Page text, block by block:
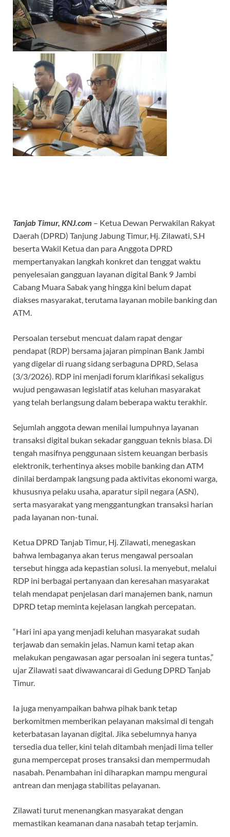
Tanjab Timur, KNJ.com – Ketua Dewan Perwakilan Rakyat
Daerah (DPRD) Tanjung Jabung Timur, Hj. Zilawati, S.H
beserta Wakil Ketua dan para Anggota DPRD
mempertanyakan langkah konkret dan tenggat waktu
penyelesaian gangguan layanan digital Bank 9 Jambi
Cabang Muara Sabak yang hingga kini belum dapat
diakses masyarakat, terutama layanan mobile banking dan
ATM.
Persoalan tersebut mencuat dalam rapat dengar
pendapat (RDP) bersama jajaran pimpinan Bank Jambi
yang digelar di ruang sidang serbaguna DPRD, Selasa
(3/3/2026). RDP ini menjadi forum klarifikasi sekaligus
wujud pengawasan legislatif atas keluhan masyarakat
yang telah berlangsung dalam beberapa waktu terakhir.
Sejumlah anggota dewan menilai lumpuhnya layanan
transaksi digital bukan sekadar gangguan teknis biasa. Di
tengah masifnya penggunaan sistem keuangan berbasis
elektronik, terhentinya akses mobile banking dan ATM
dinilai berdampak langsung pada aktivitas ekonomi warga,
khususnya pelaku usaha, aparatur sipil negara (ASN),
serta masyarakat yang menggantungkan transaksi harian
pada layanan non-tunai.
Ketua DPRD Tanjab Timur, Hj. Zilawati, menegaskan
bahwa lembaganya akan terus mengawal persoalan
tersebut hingga ada kepastian solusi. Ia menyebut, melalui
RDP ini berbagai pertanyaan dan keresahan masyarakat
telah mendapat penjelasan dari manajemen bank, namun
DPRD tetap meminta kejelasan langkah percepatan.
“Hari ini apa yang menjadi keluhan masyarakat sudah
terjawab dan semakin jelas. Namun kami tetap akan
melakukan pengawasan agar persoalan ini segera tuntas,”
ujar Zilawati saat diwawancarai di Gedung DPRD Tanjab
Timur.
Ia juga menyampaikan bahwa pihak bank tetap
berkomitmen memberikan pelayanan maksimal di tengah
keterbatasan layanan digital. Jika sebelumnya hanya
tersedia dua teller, kini telah ditambah menjadi lima teller
guna mempercepat proses transaksi dan mempermudah
nasabah. Penambahan ini diharapkan mampu mengurai
antrean dan menjaga stabilitas pelayanan.
Zilawati turut menenangkan masyarakat dengan
memastikan keamanan dana nasabah tetap terjamin.